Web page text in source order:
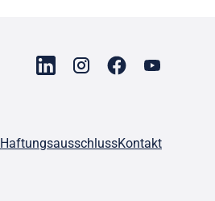
HaftungsausschlussKontakt